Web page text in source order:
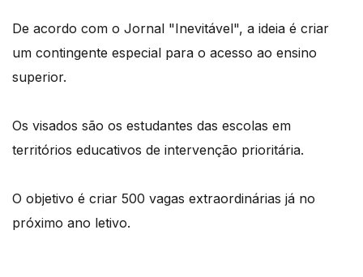
De acordo com o Jornal "Inevitável", a ideia é criar
um contingente especial para o acesso ao ensino
superior.
Os visados são os estudantes das escolas em
territórios educativos de intervenção prioritária.
O objetivo é criar 500 vagas extraordinárias já no
próximo ano letivo.